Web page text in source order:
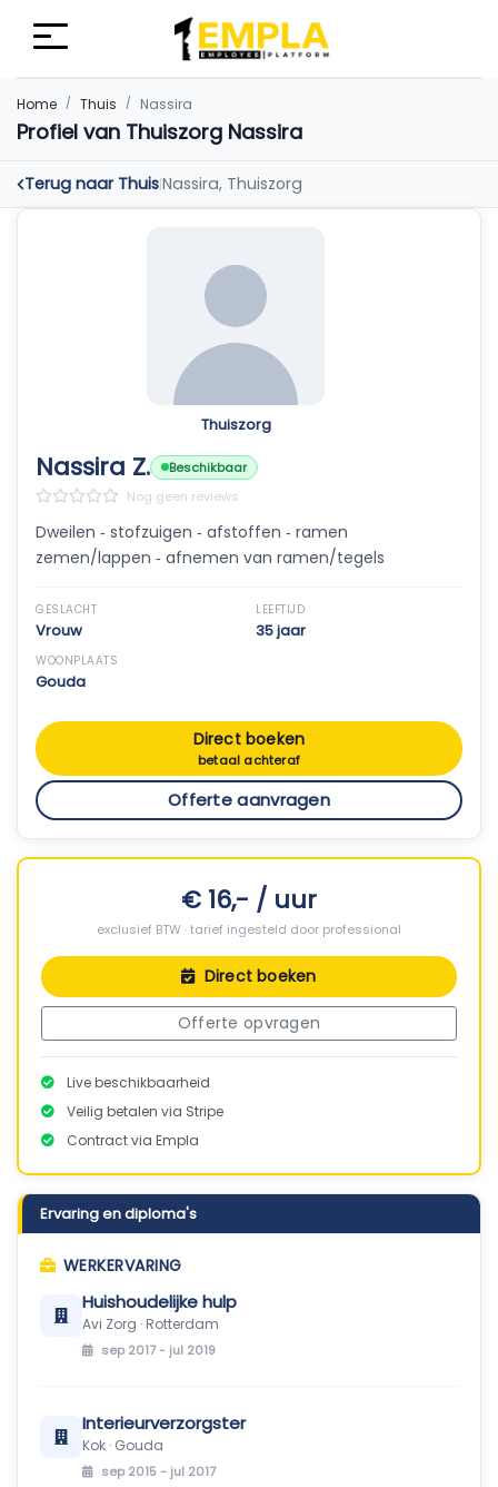
Home Thuis Nassira
Profiel van Thuiszorg Nassira
Terug naar Thuis|Nassira, Thuiszorg
Thuiszorg
Nassira Z.
Beschikbaar
Nog geen reviews
Dweilen ‑ stofzuigen ‑ afstoffen ‑ ramen
zemen/lappen ‑ afnemen van ramen/tegels
GESLACHT
Vrouw
LEEFTIJD
35 jaar
WOONPLAATS
Gouda
Direct boeken
betaal achteraf
Offerte aanvragen
€ 16,- / uur
exclusief BTW · tarief ingesteld door professional
Direct boeken
Offerte opvragen
Live beschikbaarheid
Veilig betalen via Stripe
Contract via Empla
Ervaring en diploma's
WERKERVARING
Huishoudelijke hulp
Avi Zorg · Rotterdam
sep 2017 - jul 2019
Interieurverzorgster
Kok · Gouda
sep 2015 - jul 2017